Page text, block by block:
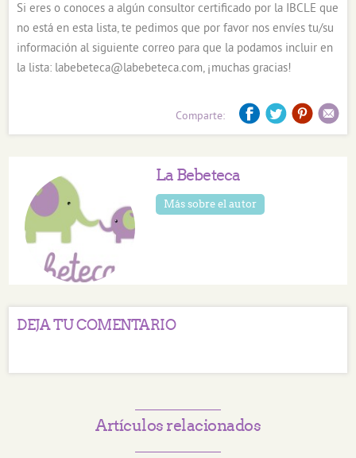
Si eres o conoces a algún consultor certificado por la IBCLE que
no está en esta lista, te pedimos que por favor nos envíes tu/su
información al siguiente correo para que la podamos incluir en
la lista: labebeteca@labebeteca.com, ¡muchas gracias!
Comparte:
La Bebeteca
Más sobre el autor
DEJA TU COMENTARIO
Artículos relacionados